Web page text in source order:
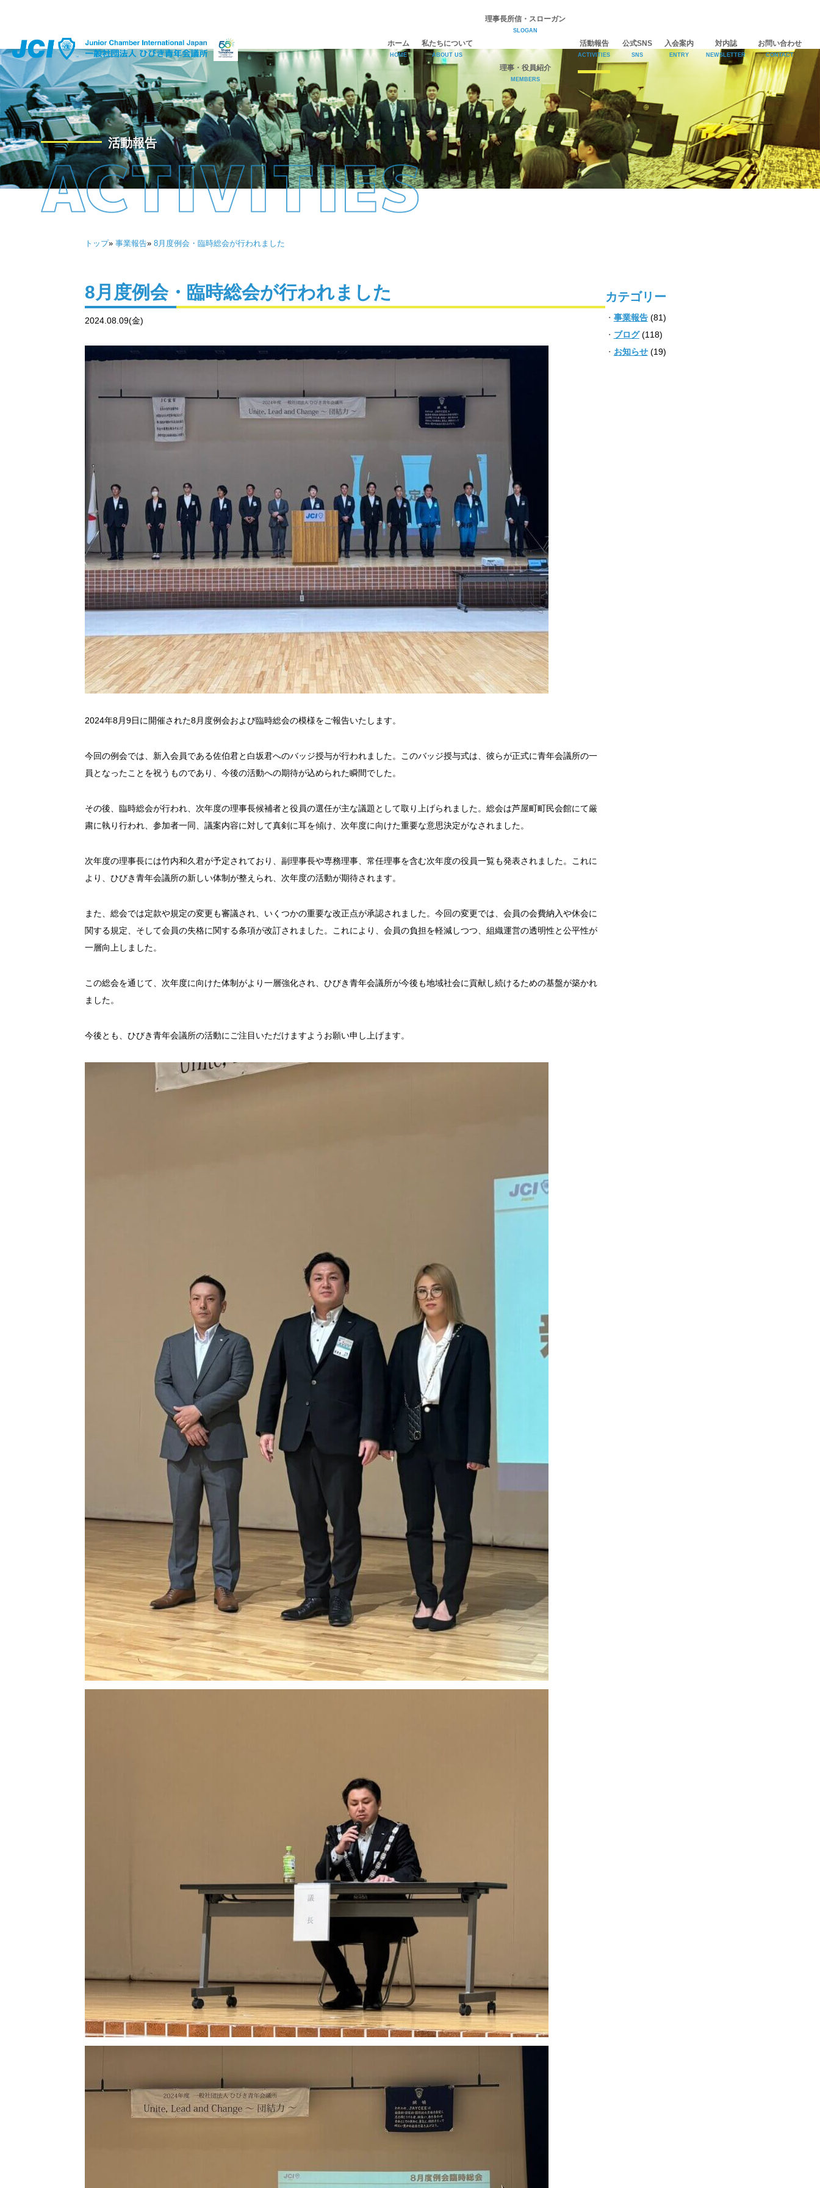
ホーム
HOME
私たちについて
ABOUT US
ひびきJCについて
理事長所信・スローガン
理事・役員紹介
理事長所信・スローガン
SLOGAN
理事・役員紹介
MEMBERS
活動報告
ACTIVITIES
公式SNS
SNS
Facebook
YouTube
入会案内
ENTRY
対内誌
NEWSLETTER
お問い合わせ
CONTACT
活動報告
トップ» 事業報告» 8月度例会・臨時総会が行われました
8月度例会・臨時総会が行われました
2024.08.09(金)
2024年8月9日に開催された8月度例会および臨時総会の模様をご報告いたします。
今回の例会では、新入会員である佐伯君と白坂君へのバッジ授与が行われました。このバッジ授与式は、彼らが正式に青年会議所の一
員となったことを祝うものであり、今後の活動への期待が込められた瞬間でした。
その後、臨時総会が行われ、次年度の理事長候補者と役員の選任が主な議題として取り上げられました。総会は芦屋町町民会館にて厳
粛に執り行われ、参加者一同、議案内容に対して真剣に耳を傾け、次年度に向けた重要な意思決定がなされました。
次年度の理事長には竹内和久君が予定されており、副理事長や専務理事、常任理事を含む次年度の役員一覧も発表されました。これに
より、ひびき青年会議所の新しい体制が整えられ、次年度の活動が期待されます。
また、総会では定款や規定の変更も審議され、いくつかの重要な改正点が承認されました。今回の変更では、会員の会費納入や休会に
関する規定、そして会員の失格に関する条項が改訂されました。これにより、会員の負担を軽減しつつ、組織運営の透明性と公平性が
一層向上しました。
この総会を通じて、次年度に向けた体制がより一層強化され、ひびき青年会議所が今後も地域社会に貢献し続けるための基盤が築かれ
ました。
今後とも、ひびき青年会議所の活動にご注目いただけますようお願い申し上げます。
カテゴリー
事業報告(81)
ブログ(118)
お知らせ(19)